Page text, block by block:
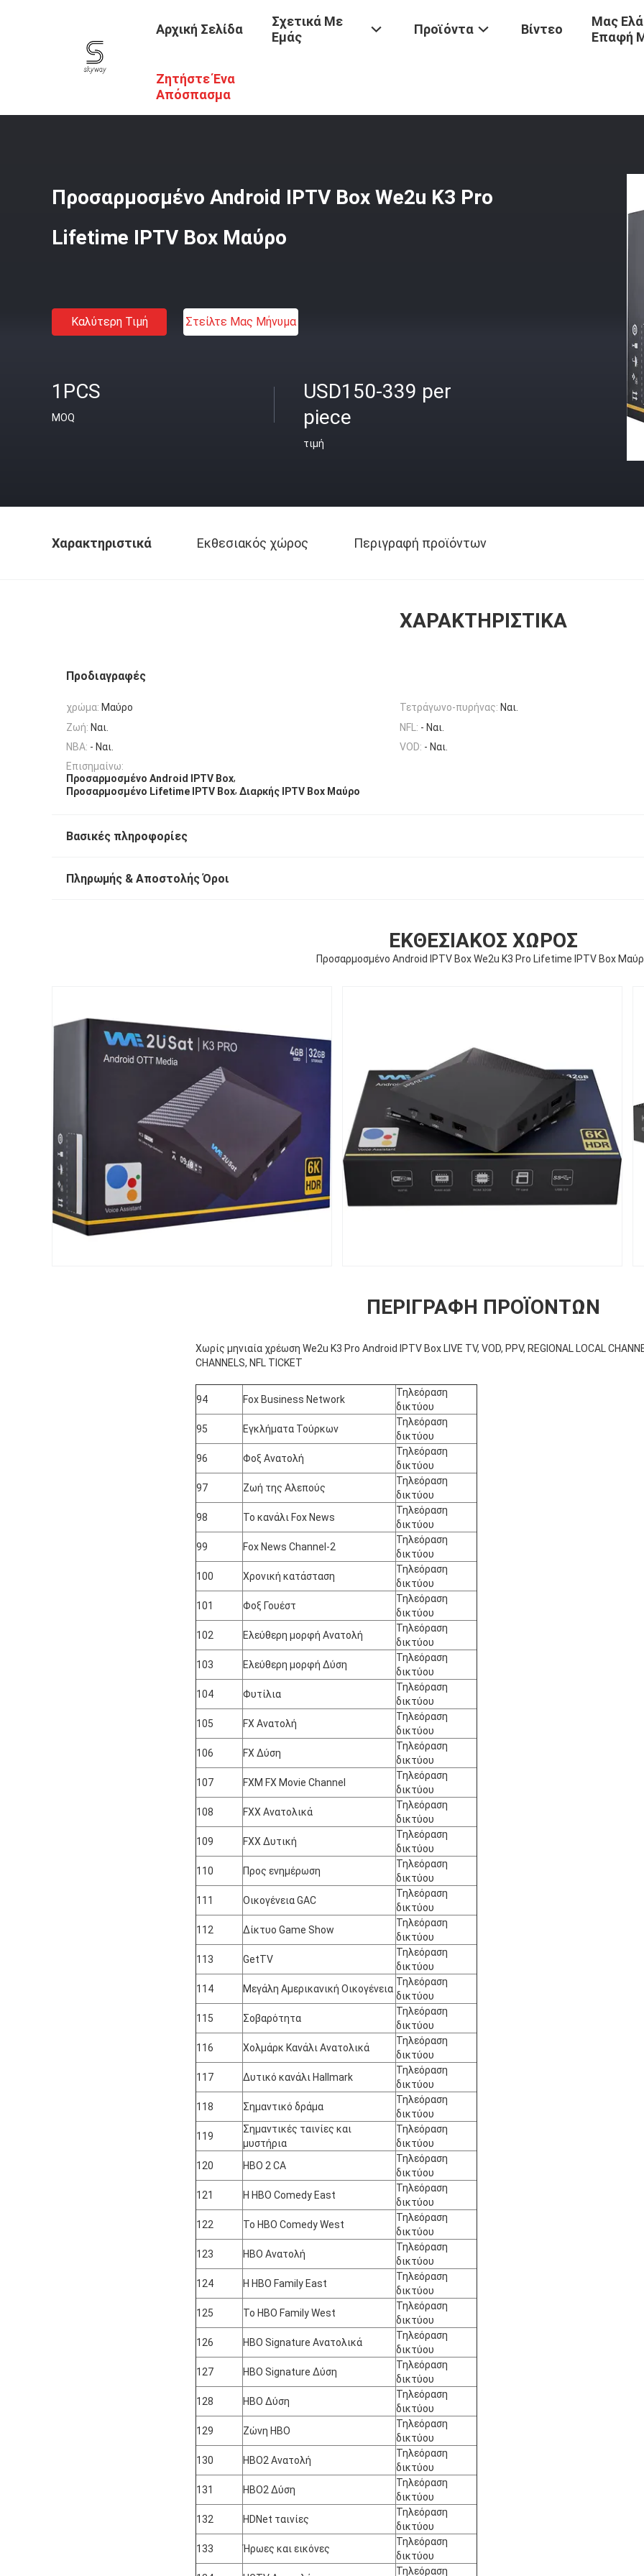
Αρχική Σελίδα
Σχετικά Με
Εμάς
Προϊόντα Βίντεο
Μας
Επαφή
Ζητήστε Ένα
Απόσπασμα
Προϊόντα / Android IPTV Box
Προσαρμοσμένο Android IPTV Box We2u K3 Pro
Lifetime IPTV Box Μαύρο
Καλύτερη Τιμή Στείλτε Μας Μήνυμα
1PCS
MOQ
USD150-339 per
piece
τιμή
Χαρακτηριστικά Εκθεσιακός χώρος Περιγραφή προϊόντων
ΧΑΡΑΚΤΗΡΙΣΤΙΚΆ
Προδιαγραφές
χρώμα: Μαύρο Τετράγωνο-πυρήνας: Ναι.
Ζωή: Ναι. NFL: - Ναι.
ΝΒΑ: - Ναι. VOD: - Ναι.
Επισημαίνω:
Προσαρμοσμένο Android IPTV Box,
Προσαρμοσμένο Lifetime IPTV Box, Διαρκής IPTV Box Μαύρο
Βασικές πληροφορίες
Πληρωμής & Αποστολής Όροι
ΕΚΘΕΣΙΑΚΌΣ ΧΏΡΟΣ
Προσαρμοσμένο Android IPTV Box We2u K3 Pro Lifetime IPTV Box
ΠΕΡΙΓΡΑΦΉ ΠΡΟΪΌΝΤΩΝ
Χωρίς μηνιαία χρέωση We2u K3 Pro Android IPTV Box LIVE TV, VOD, PPV, REGIONAL LOCAL
CHANNELS, NFL TICKET
94 Fox Business Network
Τηλεόραση
δικτύου
95
Εγκλήματα Τούρκων
Τηλεόραση
δικτύου
96
Φοξ Ανατολή
Τηλεόραση
δικτύου
97
Ζωή της Αλεπούς
Τηλεόραση
δικτύου
98
Το κανάλι Fox News
Τηλεόραση
δικτύου
99
Fox News Channel-2
Τηλεόραση
δικτύου
100
Χρονική κατάσταση
Τηλεόραση
δικτύου
101
Φοξ Γουέστ
Τηλεόραση
δικτύου
102
Ελεύθερη μορφή Ανατολή
Τηλεόραση
δικτύου
103
Ελεύθερη μορφή Δύση
Τηλεόραση
δικτύου
104
Φυτίλια
Τηλεόραση
δικτύου
105
FX Ανατολή
Τηλεόραση
δικτύου
106
FX Δύση
Τηλεόραση
δικτύου
107
FXM FX Movie Channel
Τηλεόραση
δικτύου
108
FXX Ανατολικά
Τηλεόραση
δικτύου
109
FXX Δυτική
Τηλεόραση
δικτύου
110
Προς ενημέρωση
Τηλεόραση
δικτύου
111
Οικογένεια GAC
Τηλεόραση
δικτύου
112
Δίκτυο Game Show
Τηλεόραση
δικτύου
113
GetTV
Τηλεόραση
δικτύου
114
Μεγάλη Αμερικανική Οικογένεια
Τηλεόραση
δικτύου
115
Σοβαρότητα
Τηλεόραση
δικτύου
116
Χολμάρκ Κανάλι Ανατολικά
Τηλεόραση
δικτύου
117
Δυτικό κανάλι Hallmark
Τηλεόραση
δικτύου
118
Σημαντικό δράμα
Τηλεόραση
δικτύου
119
Σημαντικές ταινίες και
μυστήρια
Τηλεόραση
δικτύου
120
HBO 2 CA
Τηλεόραση
δικτύου
121
Η HBO Comedy East
Τηλεόραση
δικτύου
122
Το HBO Comedy West
Τηλεόραση
δικτύου
123
HBO Ανατολή
Τηλεόραση
δικτύου
124
Η HBO Family East
Τηλεόραση
δικτύου
125
Το HBO Family West
Τηλεόραση
δικτύου
126
HBO Signature Ανατολικά
Τηλεόραση
δικτύου
127
HBO Signature Δύση
Τηλεόραση
δικτύου
128
HBO Δύση
Τηλεόραση
δικτύου
129
Ζώνη HBO
Τηλεόραση
δικτύου
130
HBO2 Ανατολή
Τηλεόραση
δικτύου
131
HBO2 Δύση
Τηλεόραση
δικτύου
132
HDNet ταινίες
Τηλεόραση
δικτύου
133
Ήρωες και εικόνες
Τηλεόραση
δικτύου
Τηλεόραση